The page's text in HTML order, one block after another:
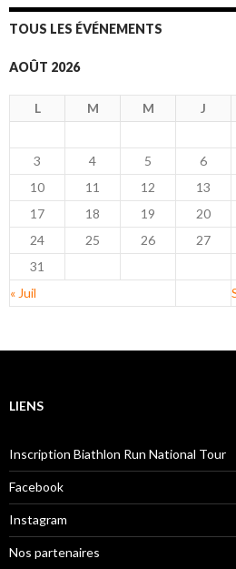
TOUS LES ÉVÉNEMENTS
AOÛT 2026
L M M J
3
4 5 6
10
11 12 13
17
18 19 20
24
25 26 27
31
« Juil
LIENS
Inscription Biathlon Run National Tour
Facebook
Instagram
Nos partenaires